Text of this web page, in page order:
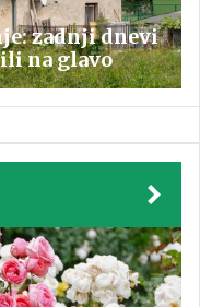
zadnji dnevi
na glavo